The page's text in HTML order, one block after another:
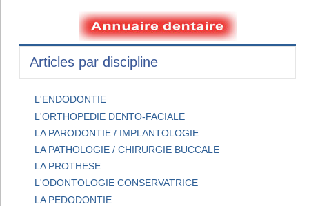
Articles par discipline
L'ENDODONTIE
L'ORTHOPEDIE DENTO-FACIALE
LA PARODONTIE / IMPLANTOLOGIE
LA PATHOLOGIE / CHIRURGIE BUCCALE
LA PROTHESE
L'ODONTOLOGIE CONSERVATRICE
LA PEDODONTIE